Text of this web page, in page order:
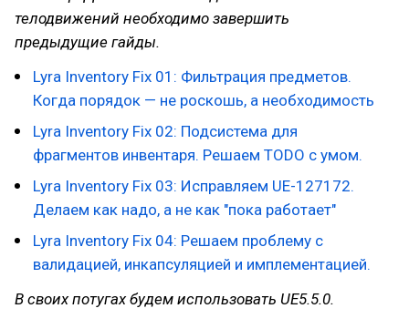
телодвижений необходимо завершить
предыдущие гайды.
Lyra Inventory Fix 01: Фильтрация предметов.
Когда порядок — не роскошь, а необходимость
Lyra Inventory Fix 02: Подсистема для
фрагментов инвентаря. Решаем TODO с умом.
Lyra Inventory Fix 03: Исправляем UE-127172.
Делаем как надо, а не как "пока работает"
Lyra Inventory Fix 04: Решаем проблему с
валидацией, инкапсуляцией и имплементацией.
В своих потугах будем использовать UE5.5.0.